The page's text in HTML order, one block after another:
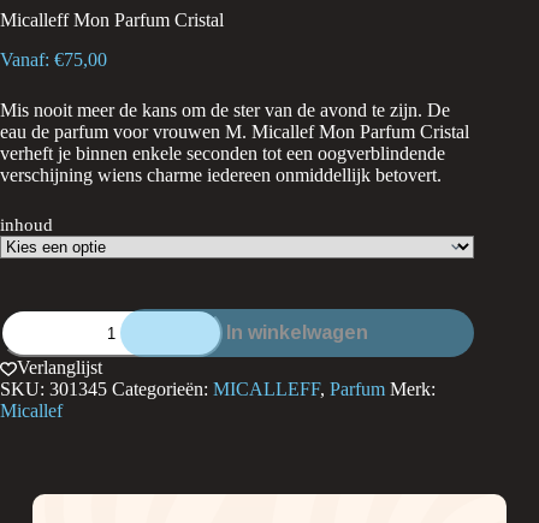
Micalleff Mon Parfum Cristal
Vanaf: €75,00
Mis nooit meer de kans om de ster van de avond te zijn. De
eau de parfum voor vrouwen M. Micallef Mon Parfum Cristal
verheft je binnen enkele seconden tot een oogverblindende
verschijning wiens charme iedereen onmiddellijk betovert.
inhoud
Micalleff
Mon
Parfum
Cristal
aantal
In winkelwagen
Verlanglijst
SKU: 301345 Categorieën: MICALLEFF, Parfum Merk:
Micallef